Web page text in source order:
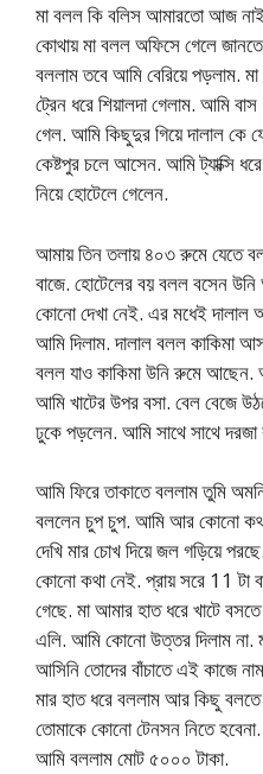
মা বলল কি বলিস আমারতো আজ
কোথায় মা বলল অফিসে গেলে
বললাম তবে আমি বেরিয়ে পড়লাম.
ট্রেন ধরে শিয়ালদা গেলাম. আমি
গেল. আমি কিছুদুর গিয়ে দালাল কে
কেষ্টপুর চলে আসেন. আমি ট্যাক্সি
নিয়ে হোটেলে গেলেন.
আমায় তিন তলায় ৪০৩ রুমে যেতে
বাজে. হোটেলের বয় বলল বসেন
কোনো দেখা নেই. এর মধেই
আমি দিলাম. দালাল বলল কাকিমা
বলল যাও কাকিমা উনি রুমে
আমি খাটের উপর বসা. বেল বেজে
ঢুকে পড়লেন. আমি সাথে সাথে দরজা
আমি ফিরে তাকাতে বললাম তুমি
বললেন চুপ চুপ. আমি আর কোনো কথা
দেখি মার চোখ দিয়ে জল গড়িয়ে
কোনো কথা নেই. প্রায় সরে 11 টা
গেছে. মা আমার হাত ধরে খাটে
এলি. আমি কোনো উত্তর দিলাম না.
আসিনি তোদের বাঁচাতে এই কাজে
মার হাত ধরে বললাম আর কিছু
তোমাকে কোনো টেনসন নিতে
আমি বললাম মোট ৫০০০ টাকা.